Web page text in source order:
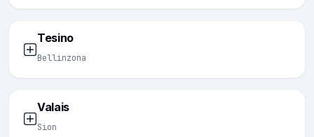
Tesino
Bellinzona
Valais
Sion